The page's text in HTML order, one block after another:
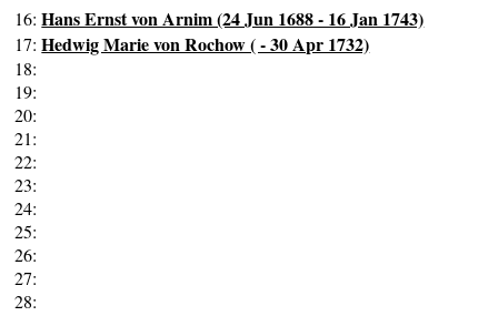
16:Hans Ernst von Arnim (24 Jun 1688 - 16 Jan 1743)
17:Hedwig Marie von Rochow ( - 30 Apr 1732)
18:
19:
20:
21:
22:
23:
24:
25:
26:
27:
28: